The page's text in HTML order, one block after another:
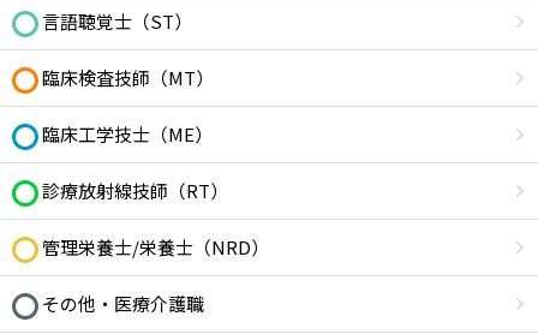
言語聴覚士（ST）
臨床検査技師（MT）
臨床工学技士（ME）
診療放射線技師（RT）
管理栄養士/栄養士（NRD）
その他・医療介護職